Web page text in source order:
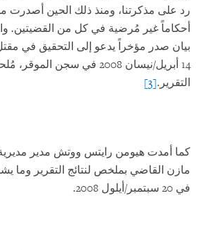
رد على مذكرتنا، ومنذ ذلك الحين
أحكاماً غير مُرضية في كل من القضيتين.
بيان صدر مؤخراً يدعو إلى التحقيق في
14 أبريل/نيسان 2008 في سجن
التقرير.[3]
كما أمدت هيومن رايتس ووتش مدير مديرية
مازن القاضي بملخص لنتائج التقرير وما
في 20 سبتمبر/أيلول 2008.